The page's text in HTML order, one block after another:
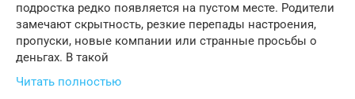
подростка редко появляется на пустом месте. Родители
замечают скрытность, резкие перепады настроения,
пропуски, новые компании или странные просьбы о
деньгах. В такой
Читать полностью